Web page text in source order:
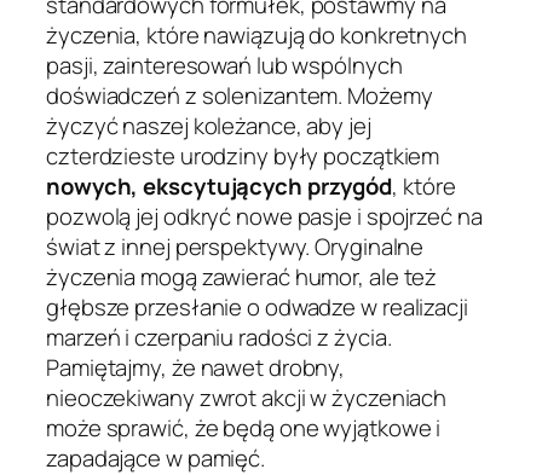
życzenia, które nawiązują do konkretnych
pasji, zainteresowań lub wspólnych
doświadczeń z solenizantem. Możemy
życzyć naszej koleżance, aby jej
czterdzieste urodziny były początkiem
nowych, ekscytujących przygód, które
pozwolą jej odkryć nowe pasje i spojrzeć na
świat z innej perspektywy. Oryginalne
życzenia mogą zawierać humor, ale też
głębsze przesłanie o odwadze w realizacji
marzeń i czerpaniu radości z życia.
Pamiętajmy, że nawet drobny,
nieoczekiwany zwrot akcji w życzeniach
może sprawić, że będą one wyjątkowe i
zapadające w pamięć.